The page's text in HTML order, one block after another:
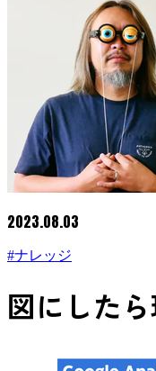
2023.08.03
#ナレッジ
図にした